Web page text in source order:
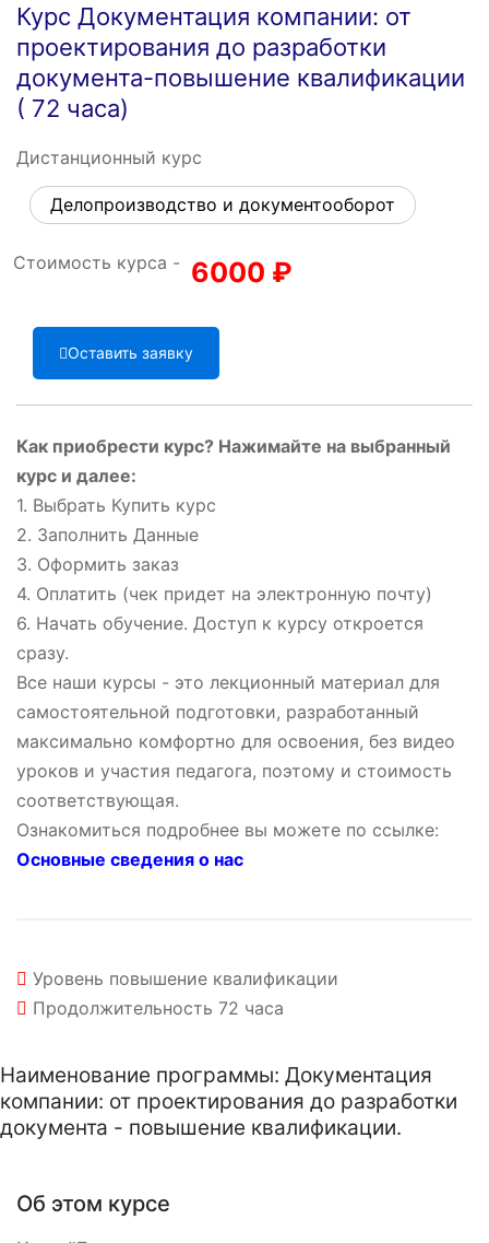
Курс Документация компании: от
проектирования до разработки
документа-повышение квалификации
( 72 часа)
Дистанционный курс
Делопроизводство и документооборот
Стоимость курса - 6000 ₽
Оставить заявку
Как приобрести курс? Нажимайте на выбранный
курс и далее:
1. Выбрать Купить курс
2. Заполнить Данные
3. Оформить заказ
4. Оплатить (чек придет на электронную почту)
6. Начать обучение. Доступ к курсу откроется
сразу.
Все наши курсы - это лекционный материал для
самостоятельной подготовки, разработанный
максимально комфортно для освоения, без видео
уроков и участия педагога, поэтому и стоимость
соответствующая.
Ознакомиться подробнее вы можете по ссылке:
Основные сведения о нас
Уровень повышение квалификации
Продолжительность 72 часа
Наименование программы: Документация
компании: от проектирования до разработки
документа - повышение квалификации.
Об этом курсе